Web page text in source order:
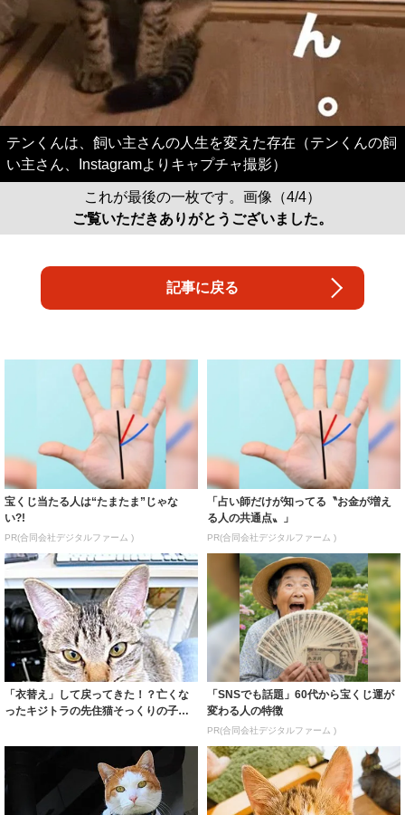
テンくんは、飼い主さんの人生を変えた存在（テンくんの飼
い主さん、Instagramよりキャプチャ撮影）
これが最後の一枚です。画像（4/4）
ご覧いただきありがとうございました。
記事に戻る
宝くじ当たる人は“たまたま”じゃな
い?!
PR(合同会社デジタルファーム )
「占い師だけが知ってる〝お金が増え
る人の共通点〟」
PR(合同会社デジタルファーム )
「衣替え」して戻ってきた！？亡くな
ったキジトラの先住猫そっくりの子猫
「SNSでも話題」60代から宝くじ運が
変わる人の特徴
PR(合同会社デジタルファーム )